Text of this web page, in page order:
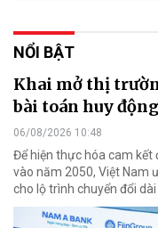
NỔI BẬT
Khai mở thị
bài toán huy
06/08/2026 10:48
Để hiện thực hóa cam
vào năm 2050, Việt Nam
cho lộ trình chuyển đổi dài